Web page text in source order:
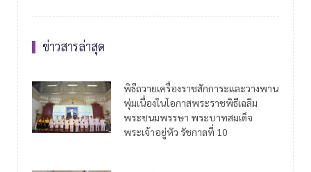
ข่าวสารล่าสุด
พิธีถวายเครื่องราชสักการะและวางพาน
พุ่มเนื่องในโอกาสพระราชพิธีเฉลิม
พระชนมพรรษา พระบาทสมเด็จ
พระเจ้าอยู่หัว รัชกาลที่ 10